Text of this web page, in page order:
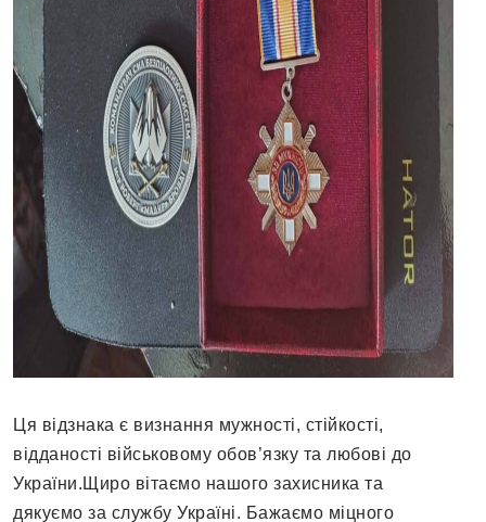
Ця відзнака є визнання мужності, стійкості,
відданості військовому обов’язку та любові до
України.Щиро вітаємо нашого захисника та
дякуємо за службу Україні. Бажаємо міцного